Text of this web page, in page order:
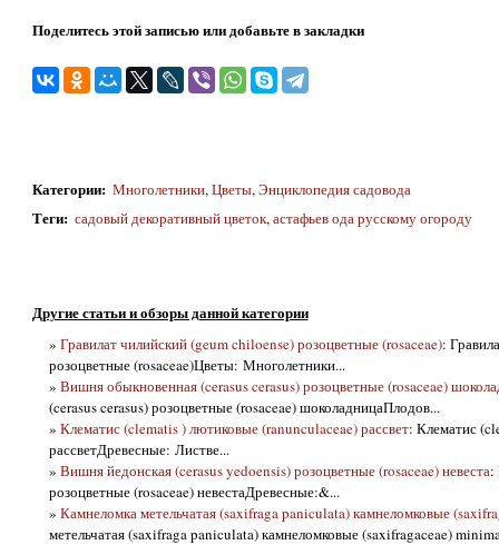
Поделитесь этой записью или добавьте в закладки
Категории: Многолетники,Цветы,Энциклопедия садовода
Теги: садовый декоративный цветок,астафьев ода русскому огороду
Другие статьи и обзоры данной категории
» Гравилат чилийский (geum chiloense) розоцветные (rosaceae):
розоцветные (rosaceae)Цветы: Многолетники...
» Вишня обыкновенная (cerasus cerasus) розоцветные (rosaceae)
(cerasus cerasus) розоцветные (rosaceae) шоколадницаПлодов...
» Клематис (clematis ) лютиковые (ranunculaceae) рассвет: Клематис
рассветДревесные: Листве...
» Вишня йедонская (cerasus yedoensis) розоцветные (rosaceae) невеста:
розоцветные (rosaceae) невестаДревесные:&...
» Камнеломка метельчатая (saxifraga paniculata) камнеломковые
метельчатая (saxifraga paniculata) камнеломковые (saxifragaceae)